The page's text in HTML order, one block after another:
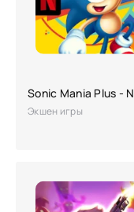
Sonic Mania Plus -
Экшен игры